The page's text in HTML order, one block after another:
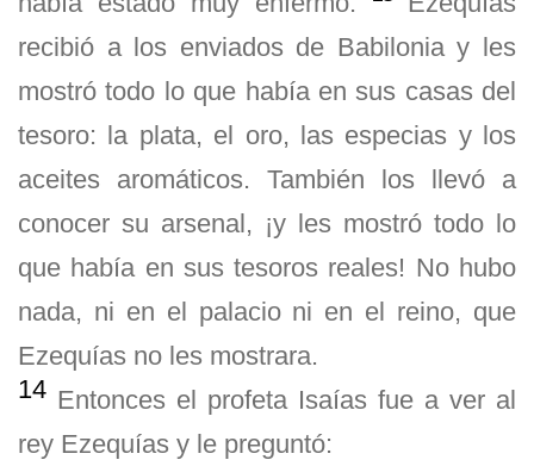
recibió a los enviados de Babilonia y les
mostró todo lo que había en sus casas del
tesoro: la plata, el oro, las especias y los
aceites aromáticos. También los llevó a
conocer su arsenal, ¡y les mostró todo lo
que había en sus tesoros reales! No hubo
nada, ni en el palacio ni en el reino, que
Ezequías no les mostrara.
14 Entonces el profeta Isaías fue a ver al
rey Ezequías y le preguntó: